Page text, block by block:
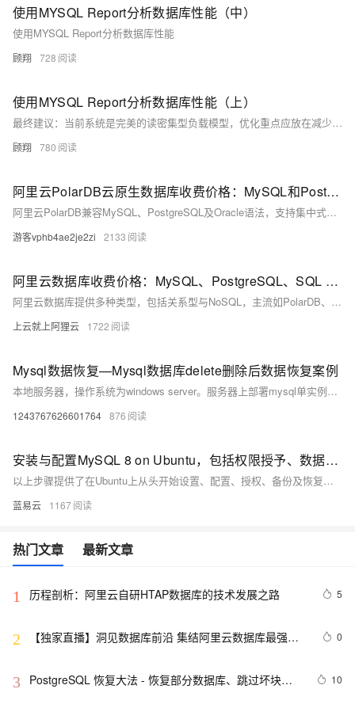
使用MYSQL Report分析数据库性能（中）
使用MYSQL Report分析数据库性能
顾翔 728
使用MYSQL Report分析数据库性能（上）
最终建议：当前系统是完美的读密集型负载模型，优化重点应放在减少行读取量和提高数据定位效率。通过索引优化、分区策略和内存缓存，预期可降低30%的CPU负载，同时保持100%的缓冲池命中率。建议每百万次查询后刷新统计信息以持续优化
顾翔 780
阿里云PolarDB云原生数据库收费价格：MySQL和PostgreSQL详细介绍
阿里云PolarDB兼容MySQL、PostgreSQL及Oracle语法，支持集中式与分布式架构。标准版2核4G年费1116元起，企业版最高性能达4核16G，支持HTAP与多级高可用，广泛应用于金融、政务、互联网等领域，TCO成本降低50%。
游客vphb4ae2je2zi 2133
阿里云数据库收费价格：MySQL、PostgreSQL、SQL Server和MariaDB引擎费用整理
阿里云数据库提供多种类型，包括关系型与NoSQL，主流如PolarDB、RDS MySQL/PostgreSQL、Redis等。价格低至21元/月起，支持按需付费与优惠套餐，适用于各类应用场景。
上云就上阿狸云 1722
Mysql数据恢复—Mysql数据库delete删除后数据恢复案例
本地服务器，操作系统为windows server。服务器上部署mysql单实例，innodb引擎，独立表空间。未进行数据库备份，未开启binlog。 人为误操作使用Delete命令删除数据时未添加where子句，导致全表数据被删除。删除后未对该表进行任何操作。需要恢复误删除的数据。 在本案例中的mysql数据库未进行备份，也未开启binlog日志，无法直接还原数据库。
1243767626601764 876
安装与配置MySQL 8 on Ubuntu，包括权限授予、数据库备份及远程连接指南
以上步骤提供了在Ubuntu上从头开始设置、配置、授权、备份及恢复一个基础但完整的MySQL环境所需知识点。
蓝易云 1167
热门文章 最新文章
1 历程剖析：阿里云自研HTAP数据库的技术发展之路 5
2
【独家直播】洞见数据库前沿 集结阿里云数据库最强阵
0
3
PostgreSQL 恢复大法 - 恢复部分数据库、跳过坏块、
10